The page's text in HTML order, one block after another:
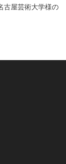
古屋芸術大学様の